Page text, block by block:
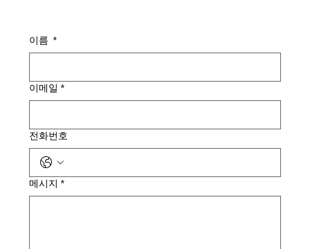
이름 *
이메일 *
전화번호
메시지 *